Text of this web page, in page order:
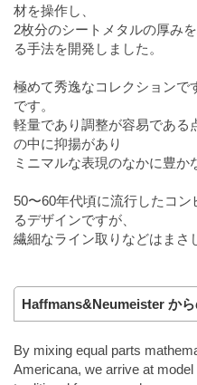
材を操作し、
2枚分のシートメタルの厚み
る手法を開発しました。
極めて秀逸なコレクションで
です。
軽量であり調整が容易である
の中に抑揚があり
ミニマルな表現のなかに豊か
50〜60年代頃に流行したコ
るデザインですが、
繊細なライン取りなどはまさ
Haffmans&Neumeister か
By mixing equal parts
Americana, we arrive at